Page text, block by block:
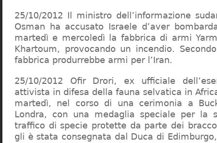
25/10/2012 Il ministro dell’informazione
Osman ha accusato Israele d’aver
martedì e mercoledì la fabbrica di armi
Khartoum, provocando un incendio.
fabbrica produrrebbe armi per l’Iran.
25/10/2012 Ofir Drori, ex ufficiale
attivista in difesa della fauna selvatica in
martedì, nel corso di una cerimonia a
Londra, con una medaglia speciale per la
traffico di specie protette da parte dei
gli è stata consegnata dal Duca di